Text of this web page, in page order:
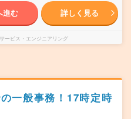
進む 詳しく見る
ービス・エンジニアリング
一般事務！17時定時